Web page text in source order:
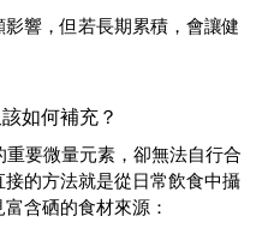
響，但若長期累積，會讓健
如何補充？
要微量元素，卻無法自行合
的方法就是從日常飲食中攝
含硒的食材來源：